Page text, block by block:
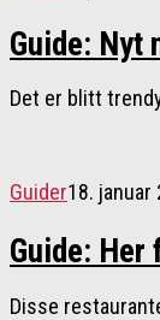
Guide: Nyt
Det er blitt
Guider18. januar
Guide:
Disse